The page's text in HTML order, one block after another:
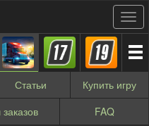
Статьи Купить игру
FAQ